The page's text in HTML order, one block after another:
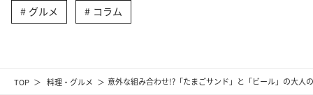
TOP 料理・グルメ 意外な組み合わせ!?「たまごサンド」と「ビール」の大人
グルメ コラム